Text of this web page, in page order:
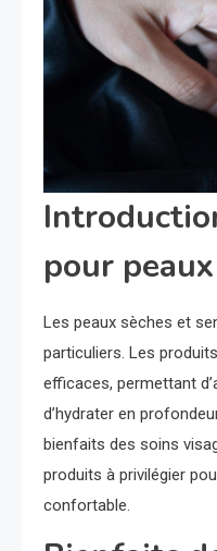
pour
Les peaux sèches et
particuliers. Les produits
efficaces, permettant
d’hydrater en
bienfaits des soins
produits à privilégier
confortable.